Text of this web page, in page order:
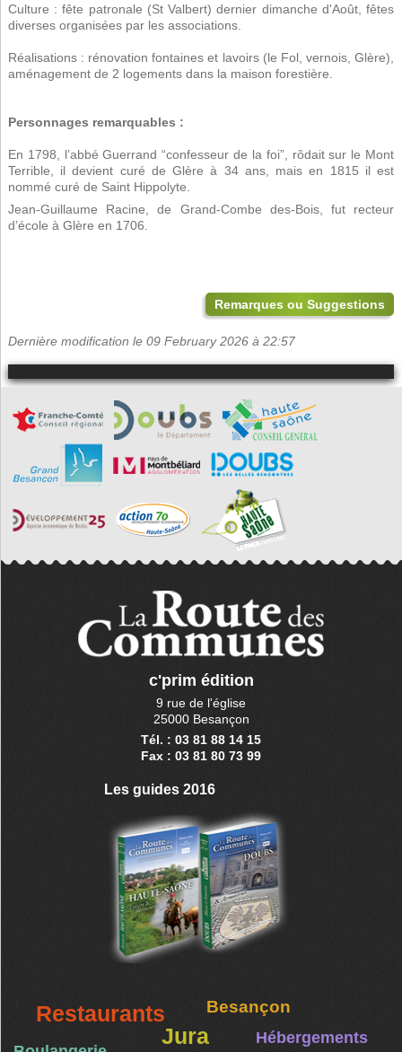
Culture : fête patronale (St Valbert) dernier dimanche d'Août, fêtes
diverses organisées par les associations.
Réalisations : rénovation fontaines et lavoirs (le Fol, vernois, Glère),
aménagement de 2 logements dans la maison forestière.
Personnages remarquables :
En 1798, l’abbé Guerrand “confesseur de la foi”, rôdait sur le Mont
Terrible, il devient curé de Glère à 34 ans, mais en 1815 il est
nommé curé de Saint Hippolyte.
Jean-Guillaume Racine, de Grand-Combe des-Bois, fut recteur
d’école à Glère en 1706.
Remarques ou Suggestions
Dernière modification le 09 February 2026 à 22:57
c'prim édition
9 rue de l'église
25000 Besançon
Tél. : 03 81 88 14 15
Fax : 03 81 80 73 99
Les guides 2016
Restaurants Besançon
Jura Hébergements